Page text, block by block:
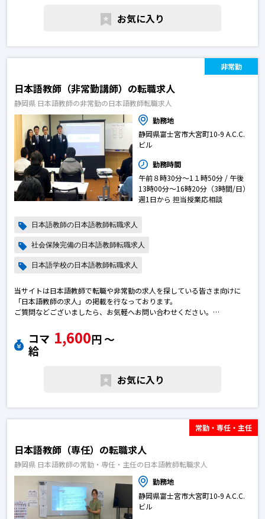
お気に入り
非常勤
日本語教師（非常勤講師）の転職求人
静岡県 日本語教師の非常勤の日本語教師転職求人
勤務地
静岡県富士宮市大宮町10-9 A.C.C.
ビル
勤務時間
午前８時30分～1１時50分 / 午後
13時00分～16時20分（3時間/日）
週1日から 担当授業応相談
日本語教師の日本語教師転職求人
社会保険完備の日本語教師転職求人
日本語学校の日本語教師転職求人
当サイトは日本語教師で転職や非常勤の求人を探している皆さま向けに
「日本語教師の求人」の掲載を行なっております。
ご質問などございましたら、お気軽へお問い合わせください。
※求人によっては募集が終了している場合がございます。予めご了承下さ
い。日本語教師の転職求人
コマ
給
1,600円 〜
お気に入り
常勤・専任・主任
日本語教師（専任）の転職求人
静岡県 日本語教師の常勤・専任・主任の日本語教師転職求人
勤務地
静岡県富士宮市大宮町10-9 A.C.C.
ビル